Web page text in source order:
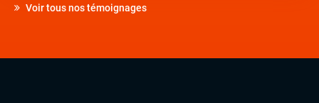
Voir tous nos témoignages